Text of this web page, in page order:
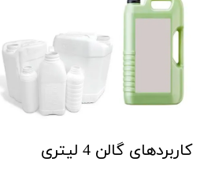
کاربردهای گالن 4 لیتری